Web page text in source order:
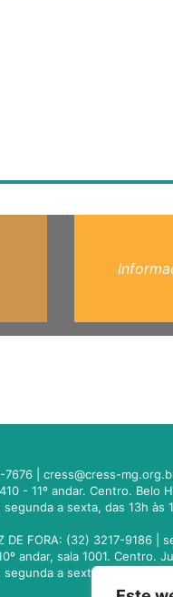
7676 |cress@cress-
- 11º andar. Centro. Belo
a sexta, das 13h às
DE FORA: (32) 3217-9186 |
andar, sala 1001. Centro.
a sexta, das 13h às